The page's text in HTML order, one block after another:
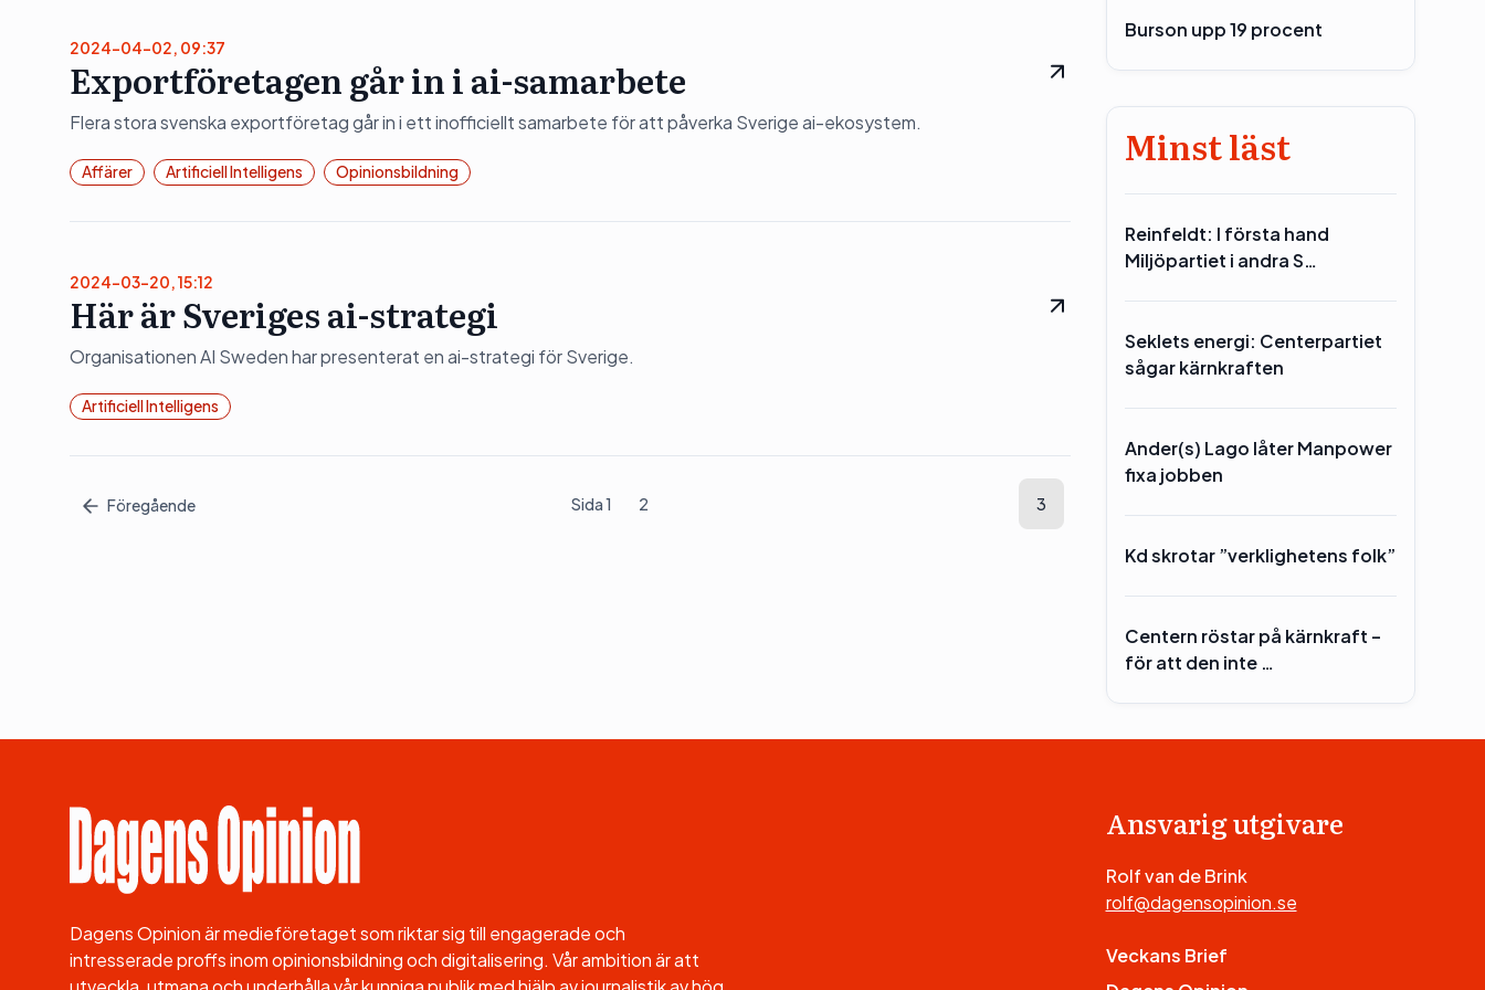
2024-04-02, 09:37
Exportföretagen går in i ai-samarbete
Flera stora svenska exportföretag går in i ett inofficiellt samarbete för att påverka Sverige ai-ekosystem.
Affärer Artificiell Intelligens Opinionsbildning
2024-03-20, 15:12
Här är Sveriges ai-strategi
Organisationen AI Sweden har presenterat en ai-strategi för Sverige.
Artificiell Intelligens
Föregående Sida 1 2 3
Burson upp 19 procent
Minst läst
Reinfeldt: I första hand
Miljöpartiet i andra S…
Seklets energi: Centerpartiet
sågar kärnkraften
Ander(s) Lago låter Manpower
fixa jobben
Kd skrotar ”verklighetens folk”
Centern röstar på kärnkraft –
för att den inte …
Dagens Opinion är medieföretaget som riktar sig till engagerade och
intresserade proffs inom opinionsbildning och digitalisering. Vår ambition är att
Ansvarig utgivare
Rolf van de Brink
rolf@dagensopinion.se
Veckans Brief